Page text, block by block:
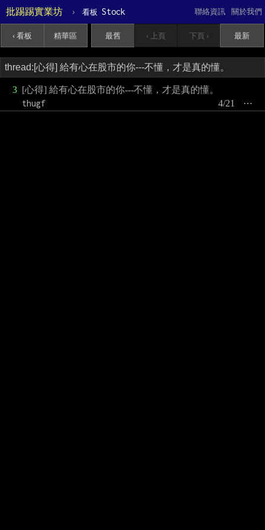
批踢踢實業坊 › 看板 Stock 關於我們
聯絡資訊
‹ 看板 精華區 最舊 ‹ 上頁 下頁 › 最新
3 [心得] 給有心在股市的你---不懂，才是真的懂。
thugf
⋯
4/21